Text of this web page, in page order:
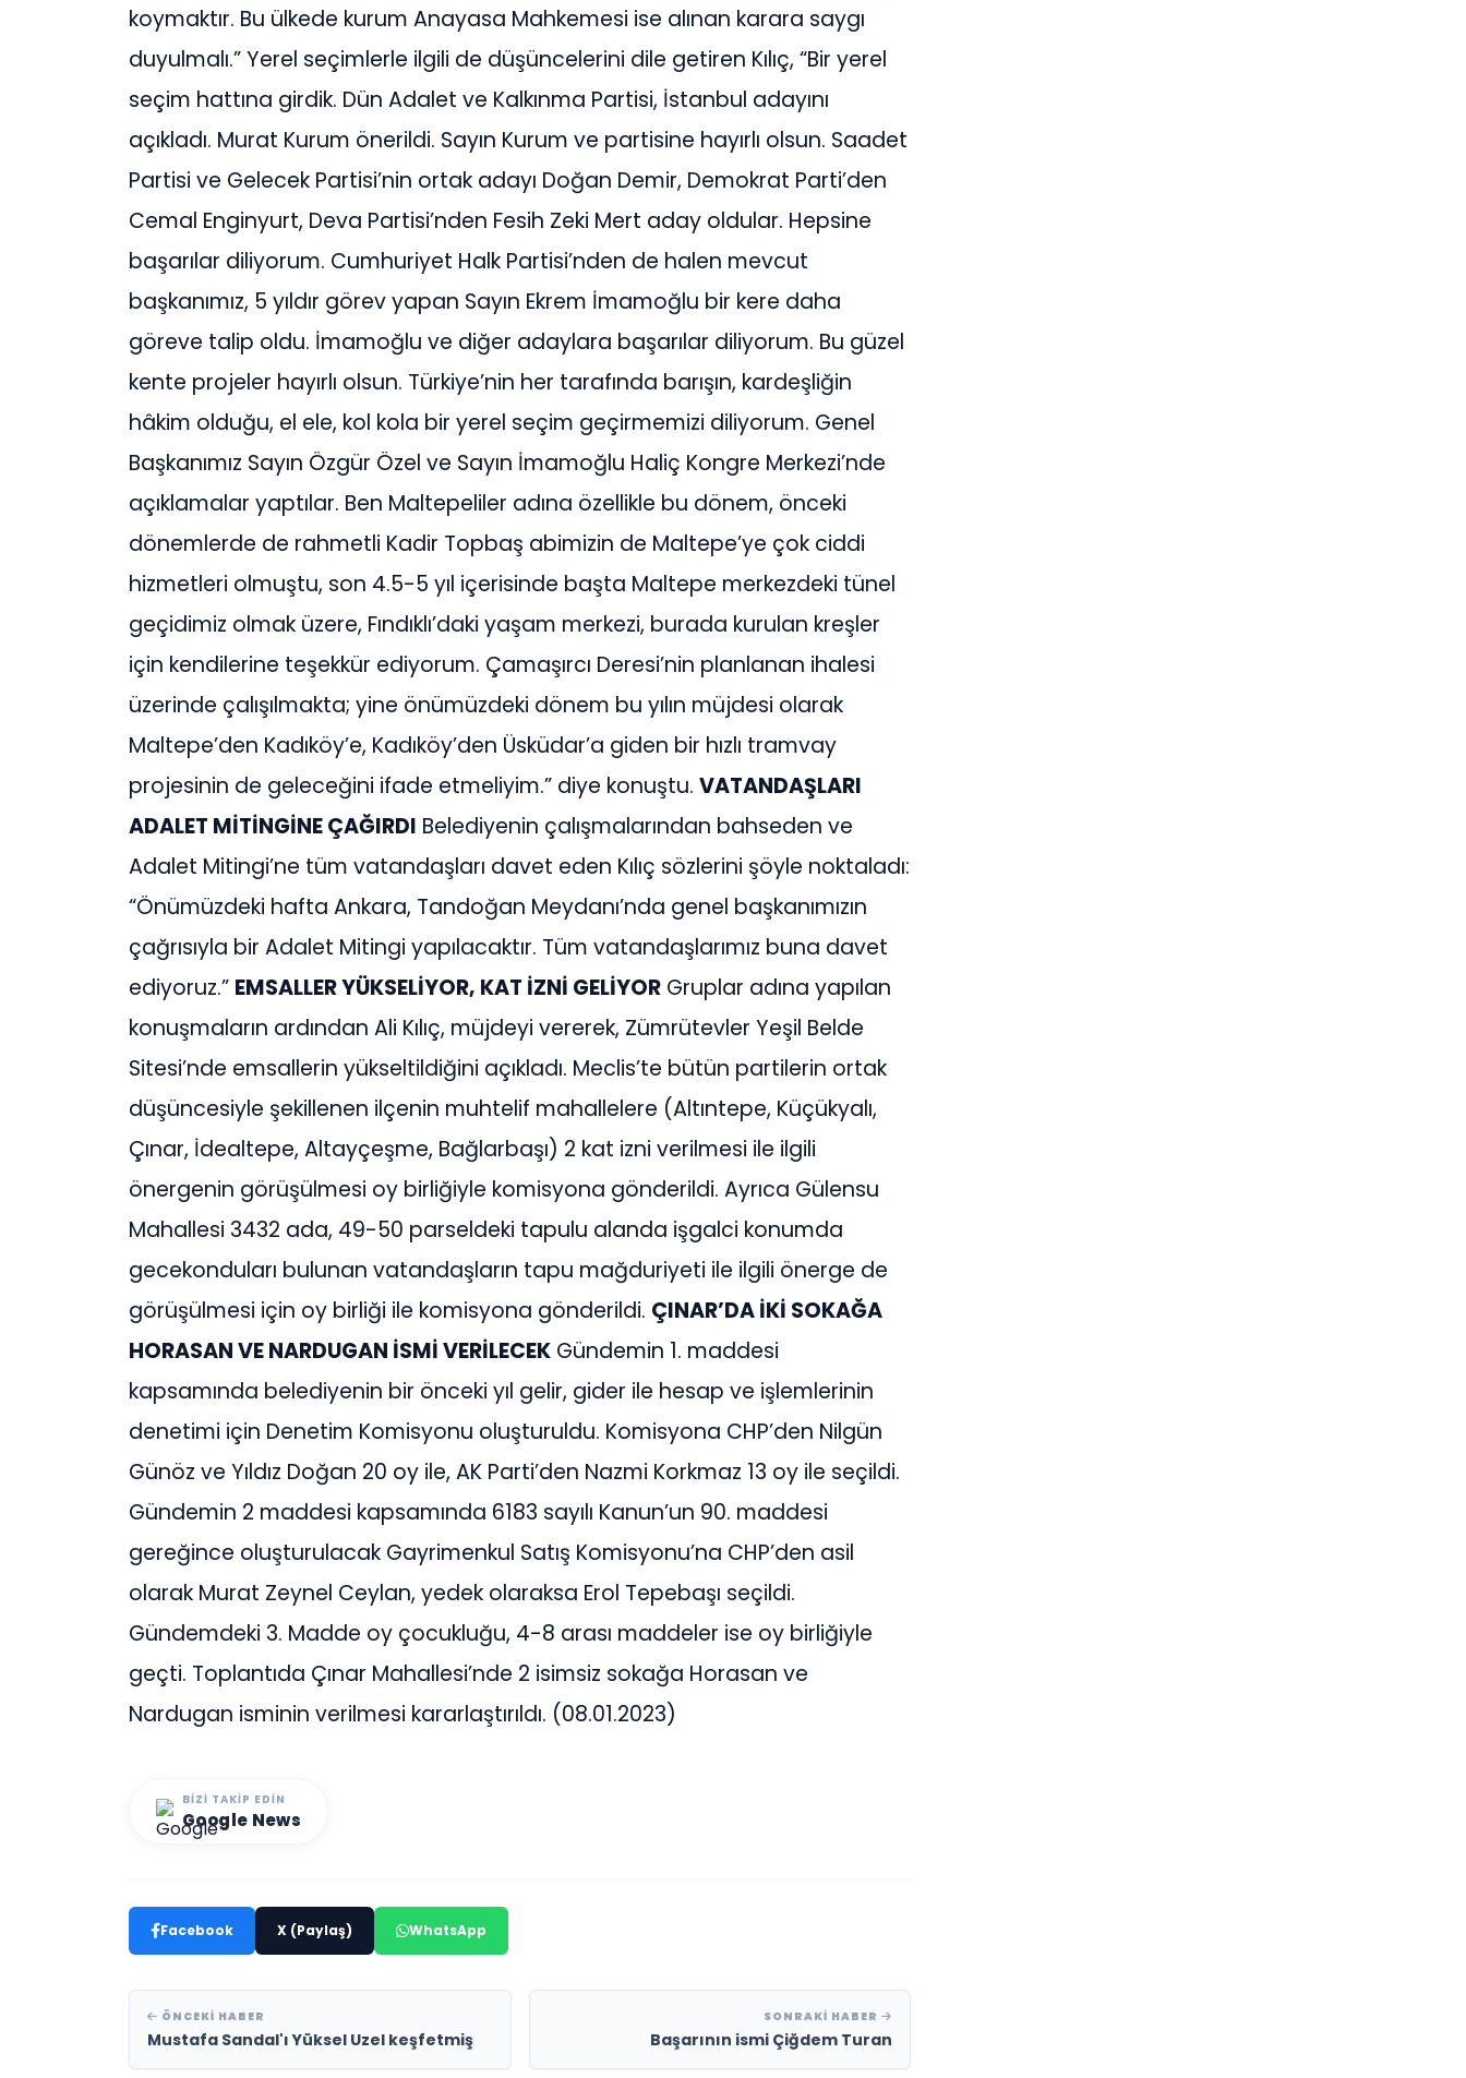
koymaktır. Bu ülkede kurum Anayasa Mahkemesi ise alınan karara saygı
duyulmalı.” Yerel seçimlerle ilgili de düşüncelerini dile getiren Kılıç, “Bir yerel
seçim hattına girdik. Dün Adalet ve Kalkınma Partisi, İstanbul adayını
açıkladı. Murat Kurum önerildi. Sayın Kurum ve partisine hayırlı olsun. Saadet
Partisi ve Gelecek Partisi’nin ortak adayı Doğan Demir, Demokrat Parti’den
Cemal Enginyurt, Deva Partisi’nden Fesih Zeki Mert aday oldular. Hepsine
başarılar diliyorum. Cumhuriyet Halk Partisi’nden de halen mevcut
başkanımız, 5 yıldır görev yapan Sayın Ekrem İmamoğlu bir kere daha
göreve talip oldu. İmamoğlu ve diğer adaylara başarılar diliyorum. Bu güzel
kente projeler hayırlı olsun. Türkiye’nin her tarafında barışın, kardeşliğin
hâkim olduğu, el ele, kol kola bir yerel seçim geçirmemizi diliyorum. Genel
Başkanımız Sayın Özgür Özel ve Sayın İmamoğlu Haliç Kongre Merkezi’nde
açıklamalar yaptılar. Ben Maltepeliler adına özellikle bu dönem, önceki
dönemlerde de rahmetli Kadir Topbaş abimizin de Maltepe’ye çok ciddi
hizmetleri olmuştu, son 4.5-5 yıl içerisinde başta Maltepe merkezdeki tünel
geçidimiz olmak üzere, Fındıklı’daki yaşam merkezi, burada kurulan kreşler
için kendilerine teşekkür ediyorum. Çamaşırcı Deresi’nin planlanan ihalesi
üzerinde çalışılmakta; yine önümüzdeki dönem bu yılın müjdesi olarak
Maltepe’den Kadıköy’e, Kadıköy’den Üsküdar’a giden bir hızlı tramvay
projesinin de geleceğini ifade etmeliyim.” diye konuştu. VATANDAŞLARI
ADALET MİTİNGİNE ÇAĞIRDI Belediyenin çalışmalarından bahseden ve
Adalet Mitingi’ne tüm vatandaşları davet eden Kılıç sözlerini şöyle noktaladı:
“Önümüzdeki hafta Ankara, Tandoğan Meydanı’nda genel başkanımızın
çağrısıyla bir Adalet Mitingi yapılacaktır. Tüm vatandaşlarımız buna davet
ediyoruz.” EMSALLER YÜKSELİYOR, KAT İZNİ GELİYOR Gruplar adına yapılan
konuşmaların ardından Ali Kılıç, müjdeyi vererek, Zümrütevler Yeşil Belde
Sitesi’nde emsallerin yükseltildiğini açıkladı. Meclis’te bütün partilerin ortak
düşüncesiyle şekillenen ilçenin muhtelif mahallelere (Altıntepe, Küçükyalı,
Çınar, İdealtepe, Altayçeşme, Bağlarbaşı) 2 kat izni verilmesi ile ilgili
önergenin görüşülmesi oy birliğiyle komisyona gönderildi. Ayrıca Gülensu
Mahallesi 3432 ada, 49-50 parseldeki tapulu alanda işgalci konumda
gecekonduları bulunan vatandaşların tapu mağduriyeti ile ilgili önerge de
görüşülmesi için oy birliği ile komisyona gönderildi. ÇINAR’DA İKİ SOKAĞA
HORASAN VE NARDUGAN İSMİ VERİLECEK Gündemin 1. maddesi
kapsamında belediyenin bir önceki yıl gelir, gider ile hesap ve işlemlerinin
denetimi için Denetim Komisyonu oluşturuldu. Komisyona CHP’den Nilgün
Günöz ve Yıldız Doğan 20 oy ile, AK Parti’den Nazmi Korkmaz 13 oy ile seçildi.
Gündemin 2 maddesi kapsamında 6183 sayılı Kanun’un 90. maddesi
gereğince oluşturulacak Gayrimenkul Satış Komisyonu’na CHP’den asil
olarak Murat Zeynel Ceylan, yedek olaraksa Erol Tepebaşı seçildi.
Gündemdeki 3. Madde oy çocukluğu, 4-8 arası maddeler ise oy birliğiyle
geçti. Toplantıda Çınar Mahallesi’nde 2 isimsiz sokağa Horasan ve
Nardugan isminin verilmesi kararlaştırıldı. (08.01.2023)
BIZI TAKIP EDIN
Google News
Facebook X (Paylaş) WhatsApp
ÖNCEKI HABER
Mustafa Sandal'ı Yüksel Uzel keşfetmiş
SONRAKI HABER
Başarının ismi Çiğdem Turan